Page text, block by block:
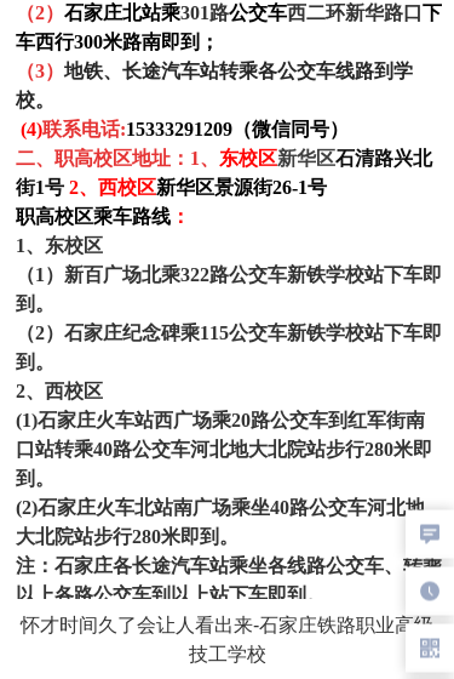
怀才时间久了会让人看出来-石家庄铁路职业高级
技工学校
（2） 石家庄北站乘301路公交车西二环新华路口 下
车西行300米路南即到 ；
（3） 地铁、长途汽车站转乘各公交车线路到学
校。
(4)联系电话:15333291209（微信同号）
二、职高校区地址：1、 东校区新华区石清路兴北
街1号 2、西校区新华区景源街26-1号
职高校区乘车路线：
1、东校区
（1）新百广场北乘322路公交车新铁学校站下车即
到。
（2）石家庄纪念碑乘115公交车新铁学校站下车即
到。
2、西校区
(1)石家庄火车站西广场乘20路公交车到红军街南
口站转乘40路公交车河北地大北院站步行280米即
到。
(2)石家庄火车北站南广场乘坐40路公交车河北地
大北院站步行280米即到。
注：石家庄各长途汽车站乘坐各线路公交车、转乘
以上各路公交车到以上站下车即到。
(3)石家庄各长途汽车站乘坐各线路公交车、转乘
以上各路公交车到以上站下车即到。